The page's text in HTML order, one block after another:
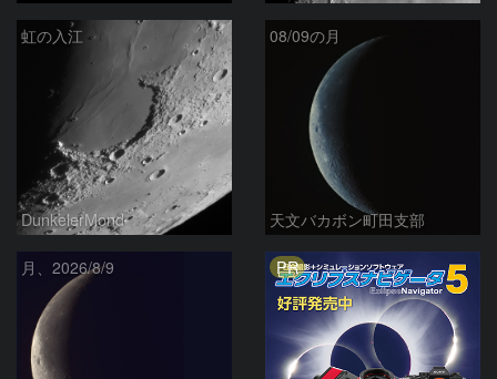
虹の入江
DunkelerMond
08/09の月
天文バカボン町田支部
月、2026/8/9 PR